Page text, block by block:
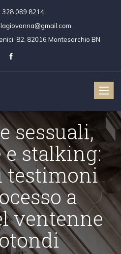
328 089 8214
82, 82016 Montesarchio BN
Toggle
sessuali,
stalking:
testimoni
a
ventenne